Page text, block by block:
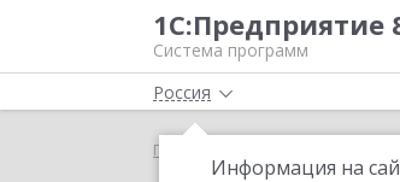
1С:Предприятие
Система программ
Россия
Информация на
Главная